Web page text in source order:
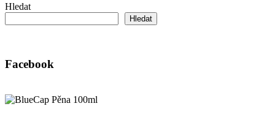
Hledat
Hledat
Facebook